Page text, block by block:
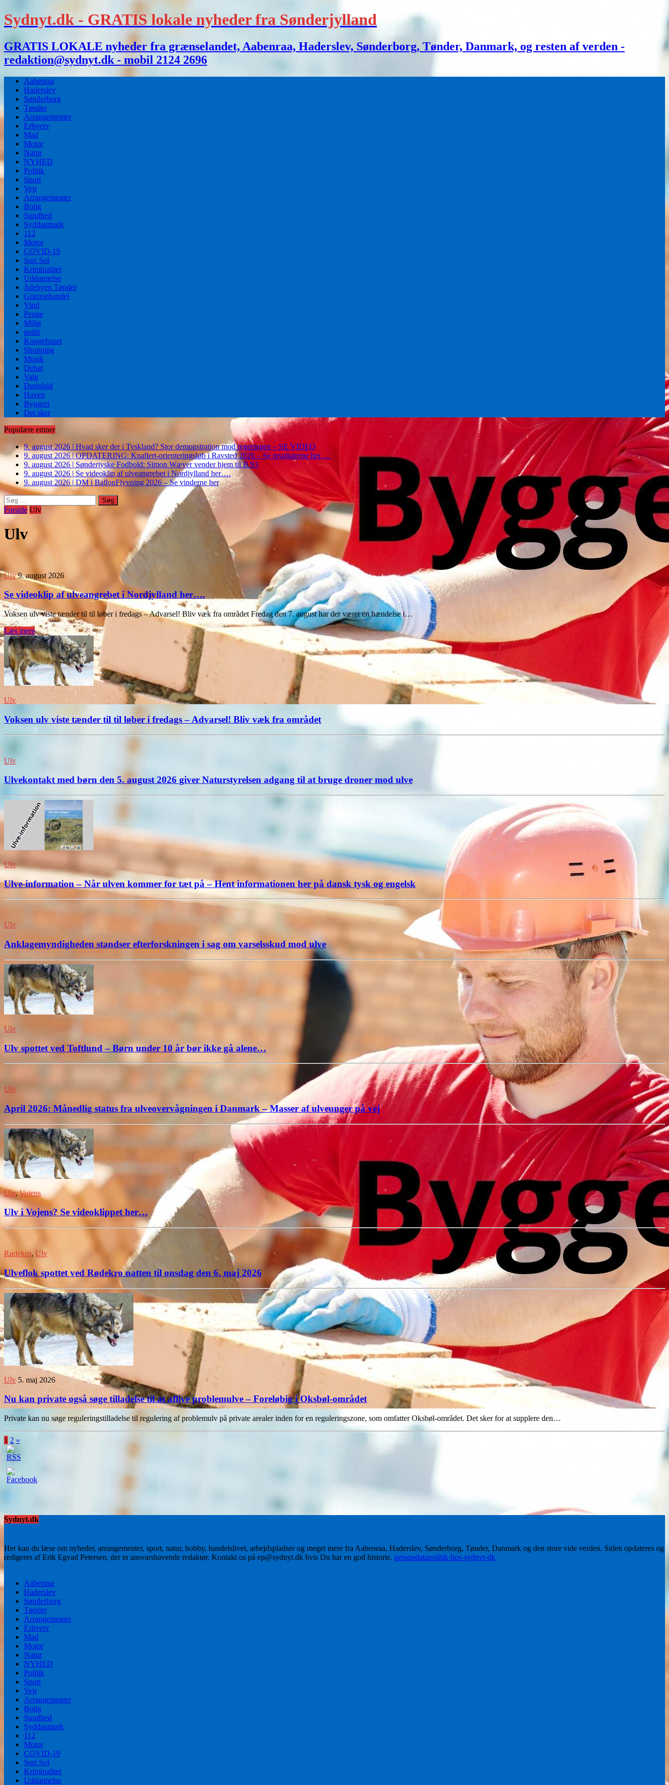
Sydnyt.dk - GRATIS lokale nyheder fra Sønderjylland
GRATIS LOKALE nyheder fra grænselandet, Aabenraa, Haderslev, Sønderborg, Tønder, Danmark, og resten af verden -
redaktion@sydnyt.dk - mobil 2124 2696
Aabenraa
Haderslev
Sønderborg
Tønder
Arrangementer
Erhverv
Mad
Motor
Natur
NYHED
Politik
Sport
Vejr
Arrangementer
Bolig
Sundhed
Syddanmark
112
Motor
COVID-19
Sort Sol
Kriminalitet
Uddannelse
Julebyen Tønder
Grænsehandel
Vind
Penge
Miljø
politi
Kongehuset
Shopping
Musik
Debat
Valg
Dødsfald
Haven
Byggeri
Det sker
Populære emner
9. august 2026 | Hvad sker der i Tyskland? Stor demonstration mod regeringen – SE VIDEO
9. august 2026 | OPDATERING: Knallert-orienteringsløb i Ravsted 2026 – Se resultaterne her….
9. august 2026 | Sønderjyske Fodbold: Simon Wæver vender hjem til B.93
9. august 2026 | Se videoklip af ulveangrebet i Nordjylland her….
9. august 2026 | DM i BallonFlyvning 2026 – Se vinderne her
Søg
efter:
Forside Ulv
Ulv
Ulv 9. august 2026
Se videoklip af ulveangrebet i Nordjylland her….
Voksen ulv viste tænder til til løber i fredags – Advarsel! Bliv væk fra området Fredag den 7. august har der været en hændelse i…
Læs mere
Ulv
Voksen ulv viste tænder til til løber i fredags – Advarsel! Bliv væk fra området
Ulv
Ulvekontakt med børn den 5. august 2026 giver Naturstyrelsen adgang til at bruge droner mod ulve
Ulv
Ulve-information – Når ulven kommer for tæt på – Hent informationen her på dansk tysk og engelsk
Ulv
Anklagemyndigheden standser efterforskningen i sag om varselsskud mod ulve
Ulv
Ulv spottet ved Toftlund – Børn under 10 år bør ikke gå alene…
Ulv
April 2026: Månedlig status fra ulveovervågningen i Danmark – Masser af ulveunger på vej
Ulv,Vojens
Ulv i Vojens? Se videoklippet her…
Rødekro, Ulv
Ulveflok spottet ved Rødekro natten til onsdag den 6. maj 2026
Ulv 5. maj 2026
Nu kan private også søge tilladelse til at aflive problemulve – Foreløbig i Oksbøl-området
Private kan nu søge reguleringstilladelse til regulering af problemulv på private arealer inden for en reguleringszone, som omfatter Oksbøl-området. Det sker for at supplere den…
1 2 »
Sydnyt.dk
Her kan du læse om nyheder, arrangementer, sport, natur, hobby, handelslivet, arbejdspladser og meget mere fra Aabenraa, Haderslev, Sønderborg, Tønder, Danmark og den store vide verden. Siden opdateres og
redigeres af Erik Egvad Petersen, der er ansvarshavende redaktør. Kontakt os på ep@sydnyt.dk hvis Du har en god historie. persondatapolitik-hos-sydnyt-dk
Aabenraa
Haderslev
Sønderborg
Tønder
Arrangementer
Erhverv
Mad
Motor
Natur
NYHED
Politik
Sport
Vejr
Arrangementer
Bolig
Sundhed
Syddanmark
112
Motor
COVID-19
Sort Sol
Kriminalitet
Uddannelse